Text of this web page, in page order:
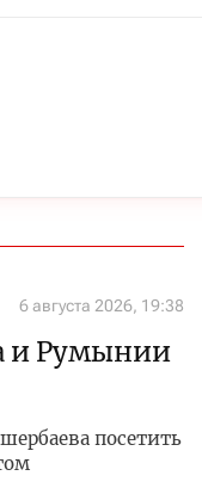
6 августа 2026, 19:38
и Румынии
посетить